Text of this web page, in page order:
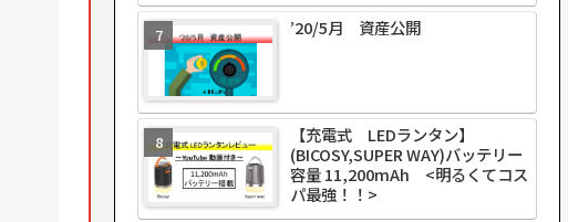
’20/5月 資産公開
【充電式 LEDランタン】
(BICOSY,SUPER WAY)バッテリー
容量 11,200mAh <明るくてコス
パ最強！！>